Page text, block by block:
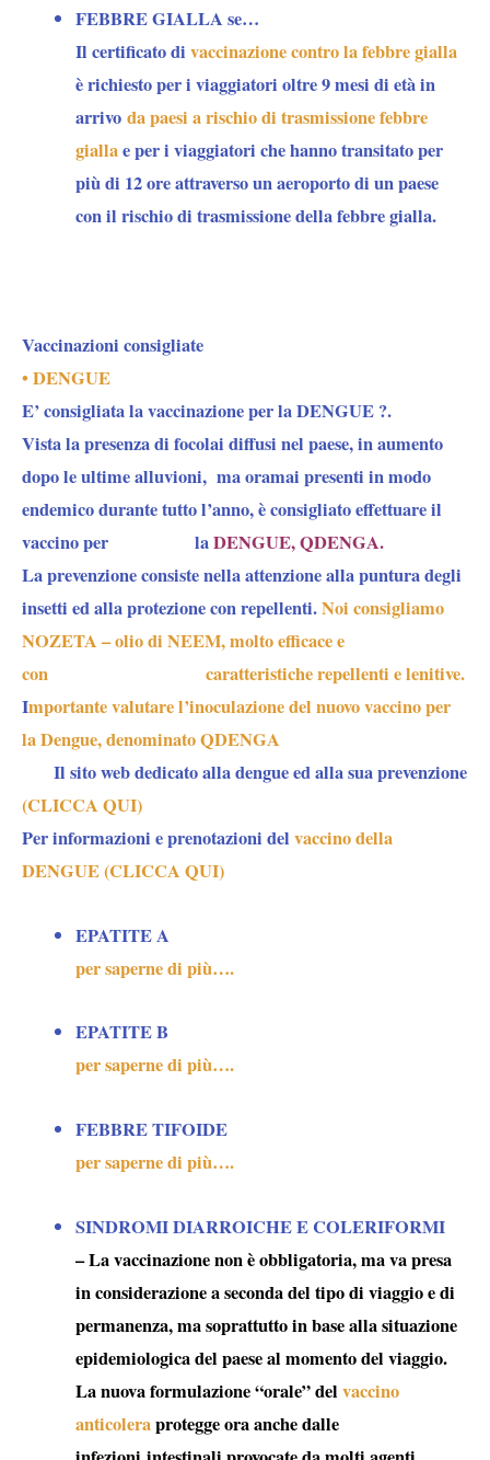
FEBBRE GIALLA se…
Il certificato divaccinazione contro la febbre gialla
è richiesto per i viaggiatori oltre 9 mesi di età in
arrivoda paesi a rischio di trasmissione febbre
giallae per i viaggiatori che hanno transitato per
più di 12 ore attraverso un aeroporto di un paese
con il rischio di trasmissione della febbre gialla.
Vaccinazioni consigliate
• DENGUE
E’ consigliata la vaccinazione per la DENGUE ?.
Vista la presenza di focolai diffusi nel paese, in aumento
dopo le ultime alluvioni, ma oramai presenti in modo
endemico durante tutto l’anno, è consigliato effettuare il
vaccino per laDENGUE, QDENGA.
La prevenzione consiste nella attenzione alla puntura degli
insetti ed alla protezione con repellenti.Noi consigliamo
NOZETA – olio di NEEM, molto efficace e
con caratteristiche repellenti e lenitive.
Importante valutare l’inoculazione del nuovo vaccino per
la Dengue, denominato QDENGA
Il sito web dedicato alla dengueed alla sua prevenzione
(CLICCA QUI)
Per informazioni e prenotazioni del vaccino della
DENGUE (CLICCA QUI)
EPATITE A
per saperne di più….
EPATITE B
per saperne di più….
FEBBRE TIFOIDE
per saperne di più….
SINDROMI DIARROICHE E COLERIFORMI
– La vaccinazione non è obbligatoria, ma va presa
in considerazione a seconda del tipo di viaggio e di
permanenza, ma soprattutto in base alla situazione
epidemiologica del paese al momento del viaggio.
La nuova formulazione “orale” del vaccino
anticoleraprotegge ora anche dalle